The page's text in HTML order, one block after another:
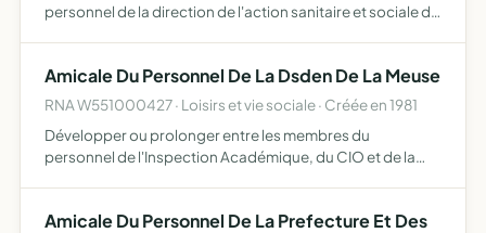
personnel de la direction de l'action sanitaire et sociale de
Amicale Du Personnel De La Dsden De La Meuse
RNA W551000427 · Loisirs et vie sociale · Créée en 1981
Développer ou prolonger entre les membres du
personnel de l'Inspection Académique, du CIO et de la
Amicale Du Personnel De La Prefecture Et Des